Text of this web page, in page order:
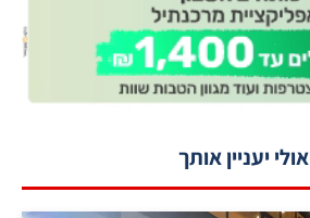
אולי יעניין אותך